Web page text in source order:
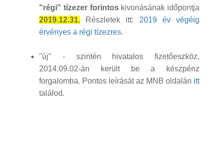
"régi" tízezer forintoskivonásának időpontja
2019.12.31. Részletek itt: 2019 év végéig
érvényes a régi tízezres.
"új" - szintén hivatalos fizetőeszköz,
2014.09.02-án került be a készpénz
forgalomba. Pontos leírását az MNB oldalán itt
találod.